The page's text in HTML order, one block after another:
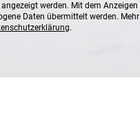
werden. Mit dem Anzeigen
Daten übermittelt werden. Mehr
.